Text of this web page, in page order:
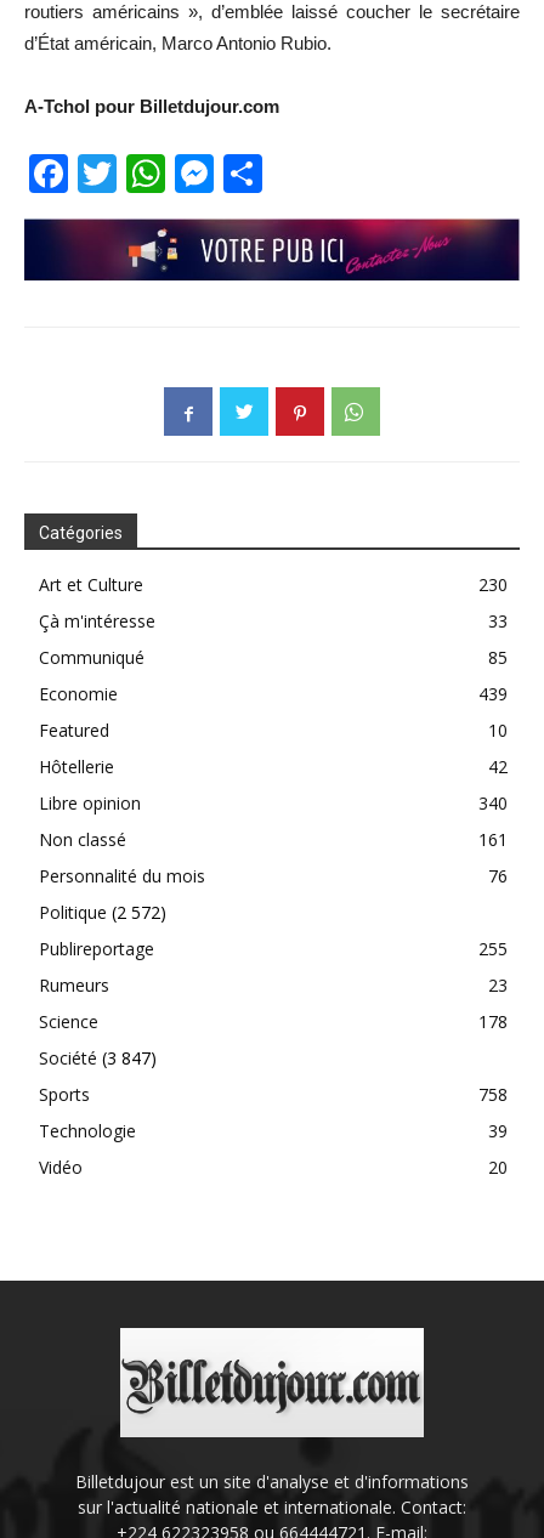
routiers américains », d’emblée laissé coucher le secrétaire
d’État américain, Marco Antonio Rubio.
A-Tchol pour Billetdujour.com
Facebook
TwitterWhatsApp
Messenger
Catégories
Art et Culture
230
Çà m'intéresse
33
Communiqué
85
Economie
439
Featured
10
Hôtellerie
42
Libre opinion
340
Non classé
161
Personnalité du mois
76
Politique (2 572)
Publireportage
255
Rumeurs
23
Science
178
Société (3 847)
Sports
758
Technologie
39
Vidéo
20
Billetdujour est un site d'analyse et d'informations
sur l'actualité nationale et internationale. Contact:
+224 622323958 ou 664444721. E-mail: